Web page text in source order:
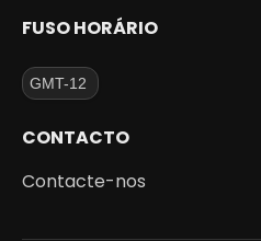
FUSO HORÁRIO
CONTACTO
Contacte-nos